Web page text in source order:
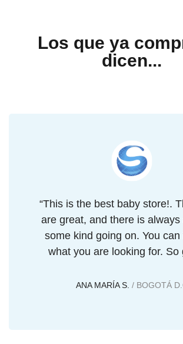
Los que ya
dicen...
“This is the best baby store!.
are great, and there is always
some kind going on. You can
what you are looking for. So
ANA MARÍA S. / BOGOTÁ